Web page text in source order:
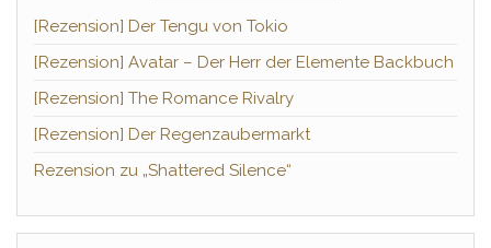
[Rezension] Der Tengu von Tokio
[Rezension] Avatar – Der Herr der Elemente Backbuch
[Rezension] The Romance Rivalry
[Rezension] Der Regenzaubermarkt
Rezension zu „Shattered Silence“